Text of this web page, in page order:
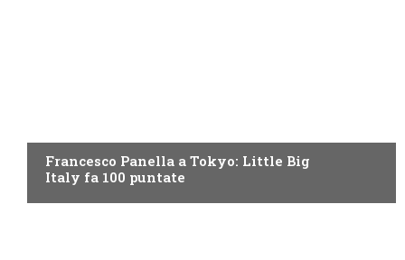
Francesco Panella a Tokyo: Little Big
Italy fa 100 puntate